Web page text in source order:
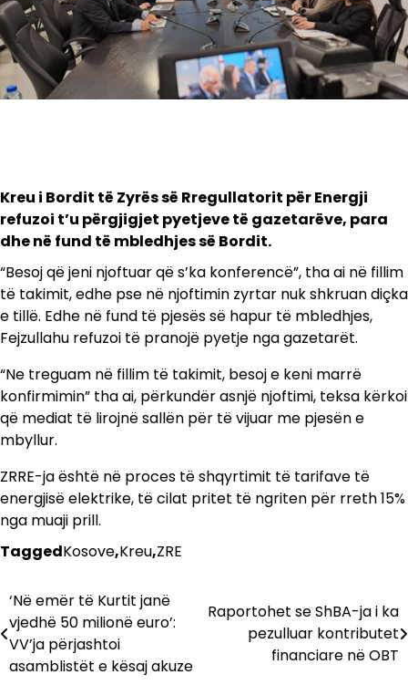
Kreu i Bordit të Zyrës së Rregullatorit për Energji
refuzoi t’u përgjigjet pyetjeve të gazetarëve, para
dhe në fund të mbledhjes së Bordit.
“Besoj që jeni njoftuar që s’ka konferencë”, tha ai në fillim
të takimit, edhe pse në njoftimin zyrtar nuk shkruan diçka
e tillë. Edhe në fund të pjesës së hapur të mbledhjes,
Fejzullahu refuzoi të pranojë pyetje nga gazetarët.
“Ne treguam në fillim të takimit, besoj e keni marrë
konfirmimin” tha ai, përkundër asnjë njoftimi, teksa kërkoi
që mediat të lirojnë sallën për të vijuar me pjesën e
mbyllur.
ZRRE-ja është në proces të shqyrtimit të tarifave të
energjisë elektrike, të cilat pritet të ngriten për rreth 15%
nga muaji prill.
TaggedKosove,Kreu,ZRE
Lëvizje
te
postimet
‘Në emër të Kurtit janë
vjedhë 50 milionë euro’:
VV’ja përjashtoi
asamblistët e kësaj akuze
Raportohet se ShBA-ja i ka
pezulluar kontributet
financiare në OBT